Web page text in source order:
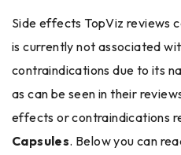
Side effects TopViz reviews
is currently not associated
contraindications due to its
as can be seen in their
effects or contraindications
Capsules. Below you can